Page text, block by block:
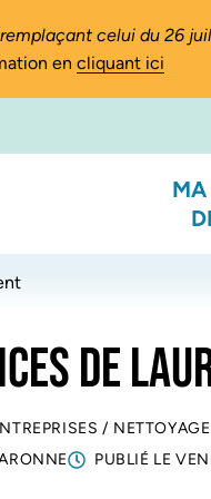
celui du 26
en cliquant ici
DE
/ NETTOYAGE
PUBLIÉ LE